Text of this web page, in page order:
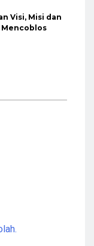
Visi, Misi dan
Mencoblos